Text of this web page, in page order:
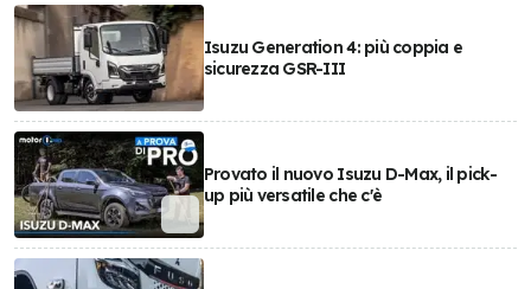
Isuzu Generation 4: più coppia e
sicurezza GSR-III
Provato il nuovo Isuzu D-Max, il pick-
up più versatile che c'è